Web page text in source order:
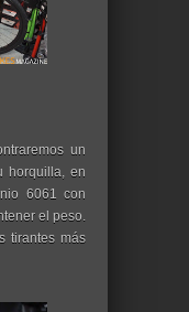
un
horquilla, en
6061 con
el peso.
tirantes más